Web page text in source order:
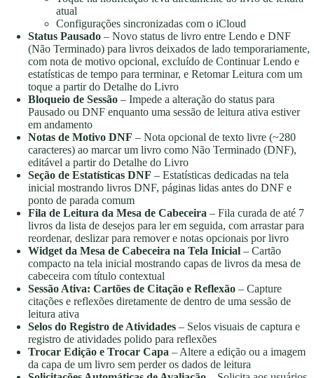
atual
Configurações sincronizadas com o iCloud
Status Pausado – Novo status de livro entre Lendo e DNF
(Não Terminado) para livros deixados de lado temporariamente,
com nota de motivo opcional, excluído de Continuar Lendo e
estatísticas de tempo para terminar, e Retomar Leitura com um
toque a partir do Detalhe do Livro
Bloqueio de Sessão – Impede a alteração do status para
Pausado ou DNF enquanto uma sessão de leitura ativa estiver
em andamento
Notas de Motivo DNF – Nota opcional de texto livre (~280
caracteres) ao marcar um livro como Não Terminado (DNF),
editável a partir do Detalhe do Livro
Seção de Estatísticas DNF – Estatísticas dedicadas na tela
inicial mostrando livros DNF, páginas lidas antes do DNF e
ponto de parada comum
Fila de Leitura da Mesa de Cabeceira – Fila curada de até 7
livros da lista de desejos para ler em seguida, com arrastar para
reordenar, deslizar para remover e notas opcionais por livro
Widget da Mesa de Cabeceira na Tela Inicial – Cartão
compacto na tela inicial mostrando capas de livros da mesa de
cabeceira com título contextual
Sessão Ativa: Cartões de Citação e Reflexão – Capture
citações e reflexões diretamente de dentro de uma sessão de
leitura ativa
Selos do Registro de Atividades – Selos visuais de captura e
registro de atividades polido para reflexões
Trocar Edição e Trocar Capa – Altere a edição ou a imagem
da capa de um livro sem perder os dados de leitura